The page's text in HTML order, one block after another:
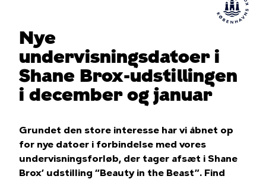
Nye
undervisningsdatoer i
Shane Brox-udstillingen
i december og januar
Grundet den store interesse har vi åbnet op
for nye datoer i forbindelse med vores
undervisningsforløb, der tager afsæt i Shane
Brox’ udstilling “Beauty in the Beast”. Find